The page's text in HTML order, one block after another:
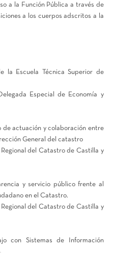
a la Función Pública a través de
a los cuerpos adscritos a la
la Escuela Técnica Superior de
Especial de Economía y
de actuación y colaboración entre
General del catastro
del Catastro de Castilla y
y servicio público frente al
en el Catastro.
del Catastro de Castilla y
con Sistemas de Información